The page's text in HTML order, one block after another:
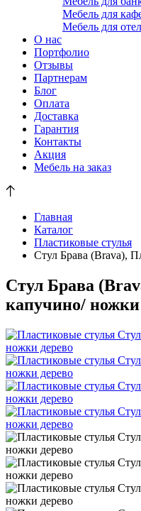
Мебель для
Мебель для
О нас
Портфолио
Отзывы
Партнерам
Блог
Оплата
Доставка
Гарантия
Контакты
Акция
Мебель на заказ
Главная
Каталог
Пластиковые стулья
Стул Брава (Brava),
Стул Брава
капучино/ ножки